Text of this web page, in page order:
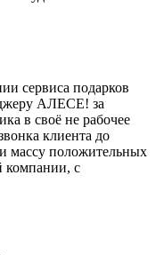
сервиса подарков
АЛЕСЕ! за
в своё не рабочее
клиента до
массу положительных
компании, с